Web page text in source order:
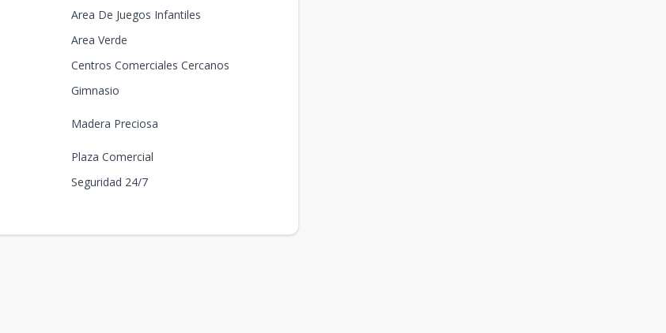
Area De Juegos Infantiles
Area Verde
Centros Comerciales Cercanos
Gimnasio
Madera Preciosa
Plaza Comercial
Seguridad 24/7